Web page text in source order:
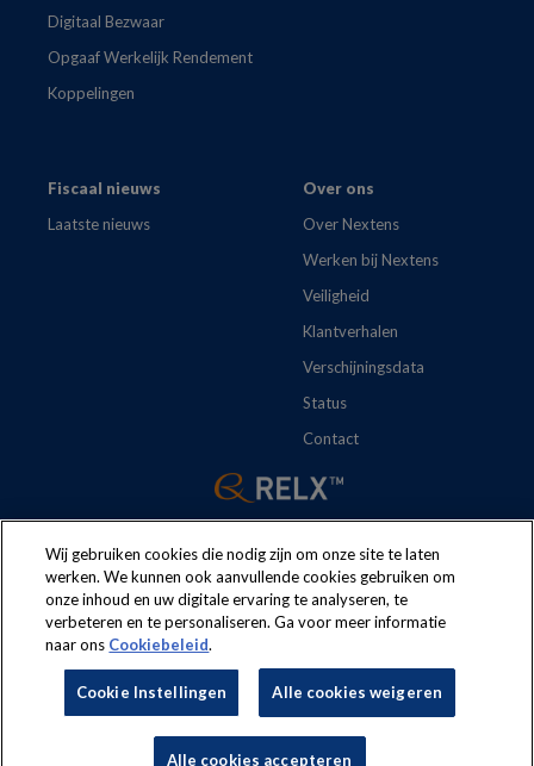
Digitaal Bezwaar
Opgaaf Werkelijk Rendement
Koppelingen
Fiscaal nieuws
Laatste nieuws
Over ons
Over Nextens
Werken bij Nextens
Veiligheid
Klantverhalen
Verschijningsdata
Status
Contact
The following regulations apply to the use of this website:
and conditions
Security
Cookie Instellingen
Nextens® is a brand ofLexisNexis® Risk Solutions
Wij gebruiken cookies die nodig zijn om onze site te laten
werken. We kunnen ook aanvullende cookies gebruiken om
onze inhoud en uw digitale ervaring te analyseren, te
verbeteren en te personaliseren. Ga voor meer informatie
naar ons Cookiebeleid.
Cookie Instellingen Alle cookies weigeren
Alle cookies accepteren